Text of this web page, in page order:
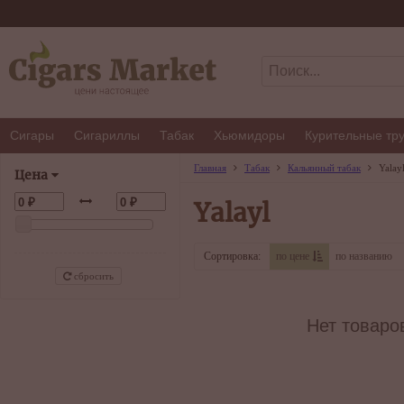
Сигары Сигариллы Табак Хьюмидоры Курительные
Цена
сбросить
Главная Табак Кальянный табак Yalayl
Yalayl
Сортировка: по цене по названию
Нет